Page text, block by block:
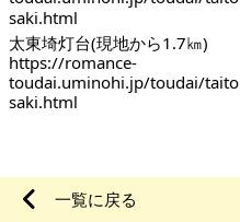
太東埼灯台(現地から1.7㎞)
https://romance-
toudai.uminohi.jp/toudai/taito
saki.html
一覧に戻る